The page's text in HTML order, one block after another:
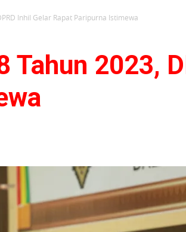
Inhil Gelar Rapat Paripurna Istimewa
Tahun 2023,